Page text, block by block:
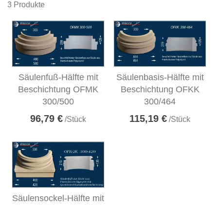
3 Produkte
Säulenfuß-Hälfte mit
Beschichtung OFMK
300/500
96,79 € /Stück
Säulenbasis-Hälfte mit
Beschichtung OFKK
300/464
115,19 € /Stück
Säulensockel-Hälfte mit